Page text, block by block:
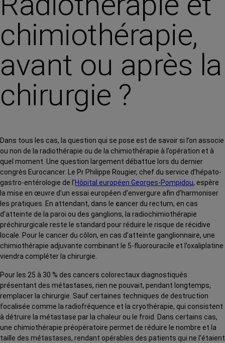
chimiothérapie,
avant ou après la
chirurgie ?
Dans tous les cas, la question qui se pose est de savoir si l’on associe
ou non de la radiothérapie ou de la chimiothérapie à l’opération et à
quel moment. Une question largement débattue lors du dernier
congrès Eurocancer. Le Pr Philippe Rougier, chef du service d’hépato-
gastro-entérologie de l’Hôpital européen Georges-Pompidou, espère
la mise en œuvre d’un essai européen d’envergure afin d’harmoniser
les pratiques. En attendant, dans le cancer du rectum, en cas
d’atteinte de la paroi ou des ganglions, la radiochimiothérapie
préchirurgicale reste le standard pour réduire le risque de récidive
locale. Pour le cancer du côlon, en cas d’atteinte ganglionnaire, une
chimiothérapie adjuvante combinant le 5-fluorouracile et l’oxaliplatine
viendra compléter la chirurgie.
Pour les 25 à 30 % des cancers colorectaux diagnostiqués
présentant des métastases, rien ne pouvait, pendant longtemps,
remplacer la chirurgie. Sauf certaines techniques de destruction
focalisée comme la radiofréquence et la cryothérapie, qui consistent
à détruire la métastase par la chaleur ou le froid. Dans certains cas,
une chimiothérapie préopératoire permet de réduire le nombre et la
taille des métastases, rendant opérables des patients qui ne l’étaient